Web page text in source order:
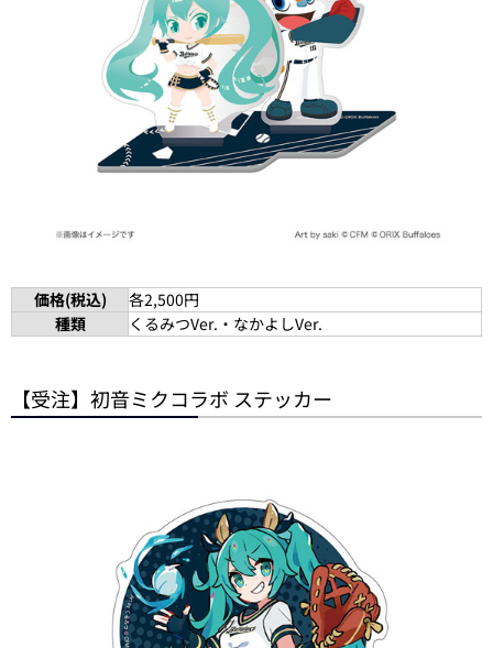
価格(税込)
各2,500円
種類
くるみつVer.・なかよしVer.
【受注】初音ミクコラボ ステッカー